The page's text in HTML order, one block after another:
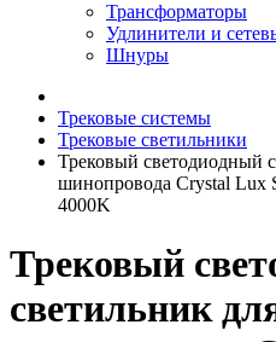
Трансформаторы
Удлинители и
Шнуры
Трековые системы
Трековые светильники
Трековый светодиодный
шинопровода Crystal Lux
4000K
Трековый
светильник